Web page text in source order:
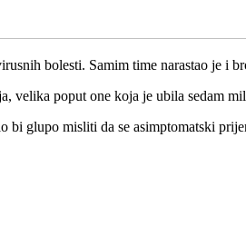
bolesti. Samim time narastao je i
velika poput one koja je ubila sedam
glupo misliti da se asimptomatski